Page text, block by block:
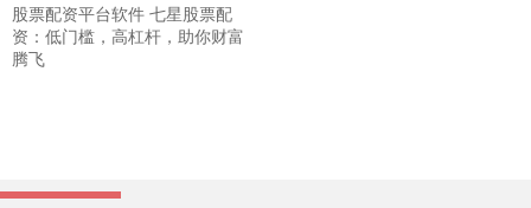
股票配资平台软件 七星股票配
资：低门槛，高杠杆，助你财富
腾飞